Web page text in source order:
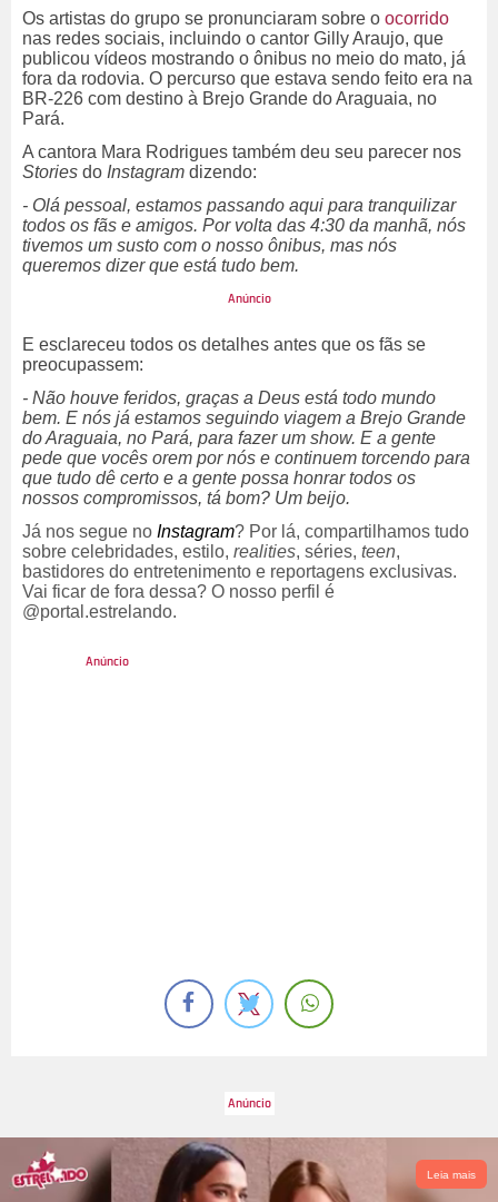
Os artistas do grupo se pronunciaram sobre o ocorrido
nas redes sociais, incluindo o cantor Gilly Araujo, que
publicou vídeos mostrando o ônibus no meio do mato, já
fora da rodovia. O percurso que estava sendo feito era na
BR-226 com destino à Brejo Grande do Araguaia, no
Pará.
A cantora Mara Rodrigues também deu seu parecer nos
Stories do Instagram dizendo:
- Olá pessoal, estamos passando aqui para tranquilizar
todos os fãs e amigos. Por volta das 4:30 da manhã, nós
tivemos um susto com o nosso ônibus, mas nós
queremos dizer que está tudo bem.
E esclareceu todos os detalhes antes que os fãs se
preocupassem:
- Não houve feridos, graças a Deus está todo mundo
bem. E nós já estamos seguindo viagem a Brejo Grande
do Araguaia, no Pará, para fazer um show. E a gente
pede que vocês orem por nós e continuem torcendo para
que tudo dê certo e a gente possa honrar todos os
nossos compromissos, tá bom? Um beijo.
Já nos segue no Instagram? Por lá, compartilhamos tudo
sobre celebridades, estilo, realities, séries, teen,
bastidores do entretenimento e reportagens exclusivas.
Vai ficar de fora dessa? O nosso perfil é
@portal.estrelando.
Leia mais